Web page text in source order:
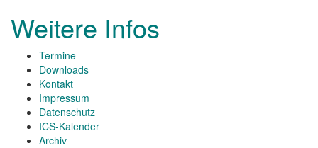
Weitere Infos
Termine
Downloads
Kontakt
Impressum
Datenschutz
ICS-Kalender
Archiv